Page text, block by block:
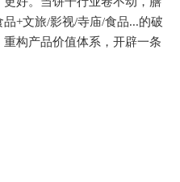
+文旅/影视/寺庙/食品...的破
构产品价值体系，开辟一条